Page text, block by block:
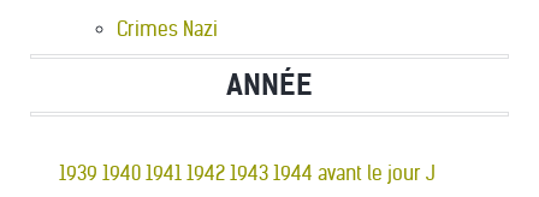
Crimes Nazi
ANNÉE
1939 1940 1941 1942 1943 1944 avant le jour J